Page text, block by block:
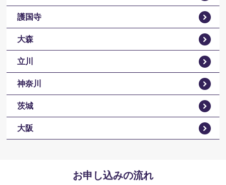
護国寺
大森
立川
神奈川
茨城
大阪
お申し込みの流れ